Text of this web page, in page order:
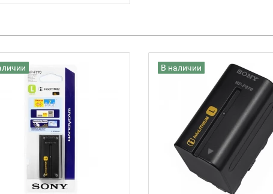
В наличии